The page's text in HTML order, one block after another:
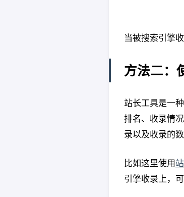
当被搜索引擎
方法二：
站长工具是一
排名、收录情
录以及收录的数
比如这里使用
引擎收录上，